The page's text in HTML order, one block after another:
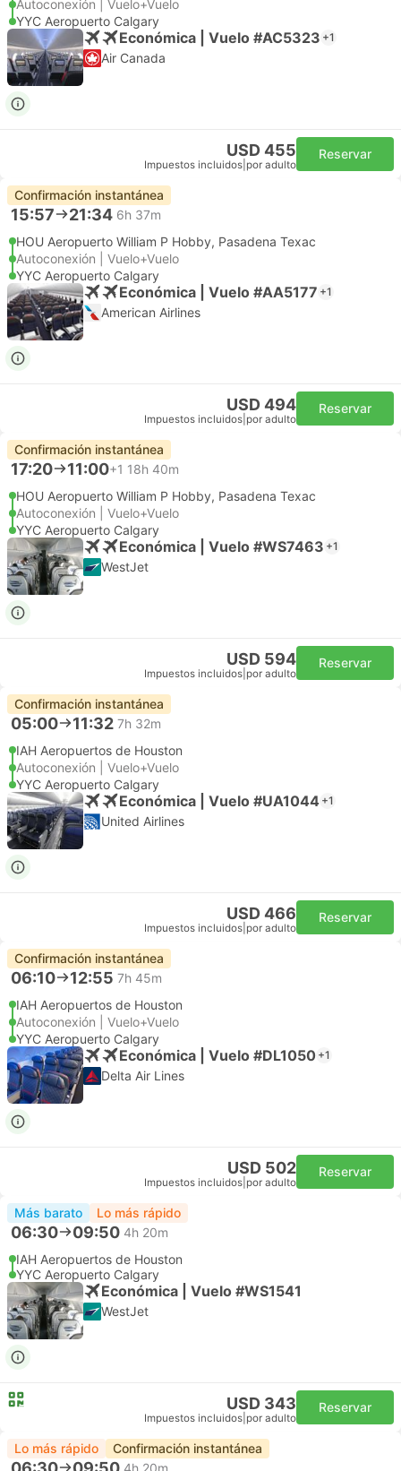
Autoconexión | Vuelo+Vuelo
YYC Aeropuerto Calgary
Económica | Vuelo #AC5323 +1
Air Canada
USD 455
Impuestos incluidos por adulto
Reservar
Confirmación instantánea
15:57 21:34 6h 37m
HOU Aeropuerto William P Hobby, Pasadena Texac
Autoconexión | Vuelo+Vuelo
YYC Aeropuerto Calgary
Económica | Vuelo #AA5177 +1
American Airlines
USD 494
Impuestos incluidos por adulto
Reservar
Confirmación instantánea
17:20 11:00+1 18h 40m
HOU Aeropuerto William P Hobby, Pasadena Texac
Autoconexión | Vuelo+Vuelo
YYC Aeropuerto Calgary
Económica | Vuelo #WS7463 +1
WestJet
USD 594
Impuestos incluidos por adulto
Reservar
Confirmación instantánea
05:00 11:32 7h 32m
IAH Aeropuertos de Houston
Autoconexión | Vuelo+Vuelo
YYC Aeropuerto Calgary
Económica | Vuelo #UA1044 +1
United Airlines
USD 466
Impuestos incluidos por adulto
Reservar
Confirmación instantánea
06:10 12:55 7h 45m
IAH Aeropuertos de Houston
Autoconexión | Vuelo+Vuelo
YYC Aeropuerto Calgary
Económica | Vuelo #DL1050 +1
Delta Air Lines
USD 502
Impuestos incluidos por adulto
Reservar
Más barato Lo más rápido
06:30 09:50 4h 20m
IAH Aeropuertos de Houston
YYC Aeropuerto Calgary
Económica | Vuelo #WS1541
WestJet
USD 343
Impuestos incluidos por adulto
Reservar
Lo más rápido Confirmación instantánea
4h 20m